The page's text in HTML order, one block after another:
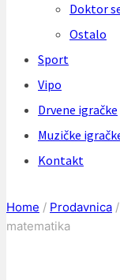
Doktor
Ostalo
Sport
Vipo
Drvene igračke
Muzičke
Kontakt
Home / Prodavnica /
matematika